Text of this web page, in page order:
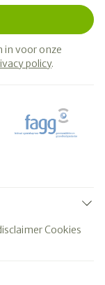
in voor onze
policy.
Cookies